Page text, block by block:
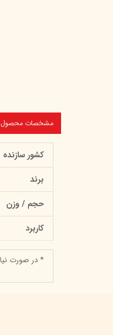
مشخصات محصول
کشور سازنده
برند
حجم / وزن
کاربرد
* در صورت